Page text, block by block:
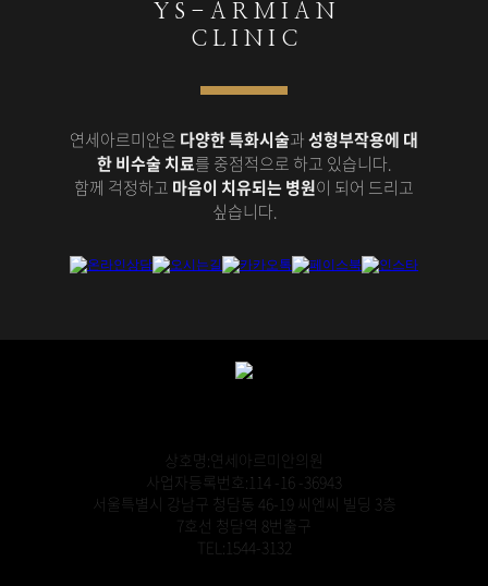
Y S - A R M I A N
C L I N I C
연세아르미안은 다양한 특화시술과성형부작용에 대
한 비수술 치료를 중점적으로 하고 있습니다.
함께 걱정하고 마음이 치유되는 병원이 되어 드리고
싶습니다.
상호명:연세아르미안의원
사업자등록번호:114 -16 -36943
서울특별시 강남구 청담동 46-19 씨엔씨 빌딩 3층
7호선 청담역 8번출구
TEL:1544-3132